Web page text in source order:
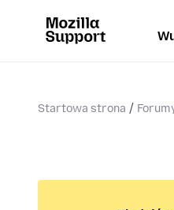
Startowa strona